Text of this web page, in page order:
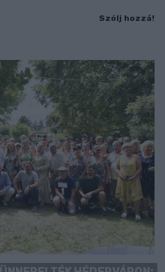
Szólj hozzá!